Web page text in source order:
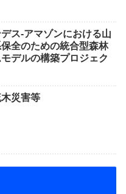
ス-アマゾンにおける山
全のための統合型森林
デルの構築プロジェク
災害等